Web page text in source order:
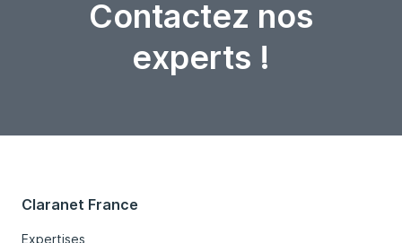
Contactez nos
experts !
Claranet France
Expertises